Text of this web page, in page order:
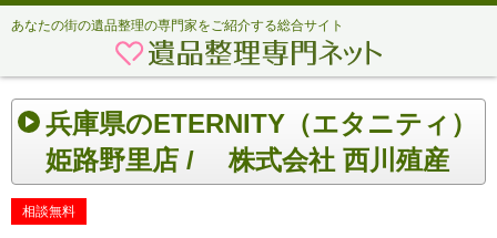
あなたの街の遺品整理の専門家をご紹介する総合サイト
兵庫県のETERNITY（エタニティ）
姫路野里店 / 株式会社 西川殖産
相談無料